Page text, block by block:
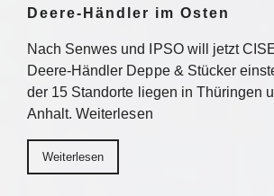
Deere-Händler im Osten
Nach Senwes und IPSO will jetzt
Deere-Händler Deppe & Stücker
der 15 Standorte liegen in Thüringen
Anhalt. Weiterlesen
Weiterlesen